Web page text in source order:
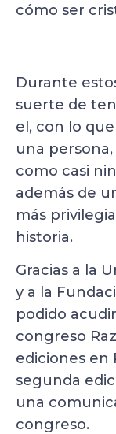
cómo ser
Durante
suerte de
el, con lo
una
como casi
además de
más
historia.
Gracias a la
y a la
podido
congreso
ediciones en
segunda
una
congreso.